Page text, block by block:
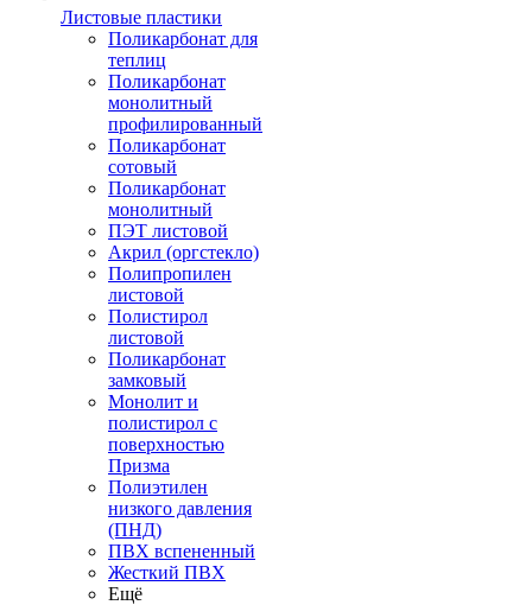
Листовые пластики
Поликарбонат для
теплиц
Поликарбонат
монолитный
профилированный
Поликарбонат
сотовый
Поликарбонат
монолитный
ПЭТ листовой
Акрил (оргстекло)
Полипропилен
листовой
Полистирол
листовой
Поликарбонат
замковый
Монолит и
полистирол с
поверхностью
Призма
Полиэтилен
низкого давления
(ПНД)
ПВХ вспененный
Жесткий ПВХ
Ещё